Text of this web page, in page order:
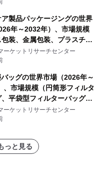
ア製品パッケージングの世界
年～2032年）、市場規模
包装、金属包装、プラスチッ
の他）・分析レポートを発
ーケットリサーチセンター
ッグの世界市場（2026年～
、市場規模（円筒形フィルタ
平袋型フィルターバッグ、
ィルターバッグ、その
レポートを発表
ーケットリサーチセンター
っと見る